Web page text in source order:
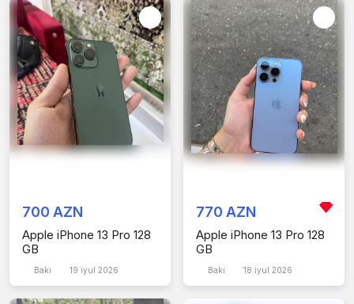
700 AZN
Apple iPhone 13 Pro 128
GB
Bakı 19 iyul 2026
770 AZN
Apple iPhone 13 Pro 128
GB
Bakı 18 iyul 2026